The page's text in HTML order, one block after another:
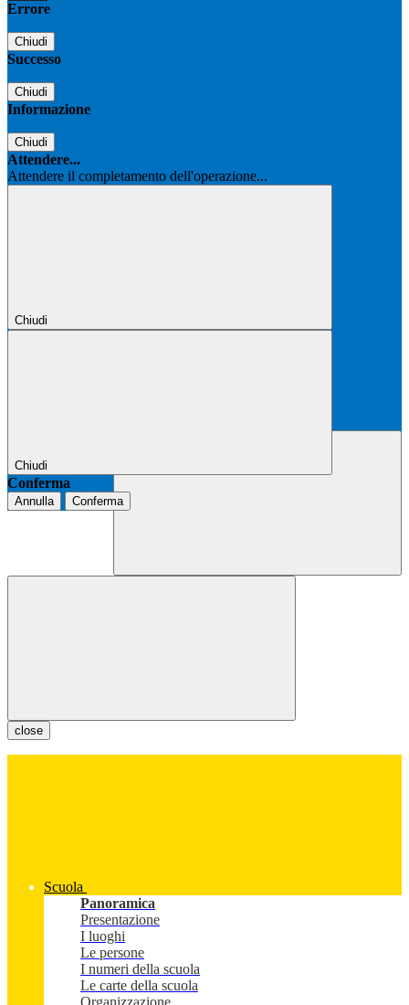
Errore
Chiudi
Successo
Chiudi
Informazione
Chiudi
Attendere...
Attendere il completamento dell'operazione...
Chiudi
Chiudi
Conferma
Annulla Conferma
close
Scuola
Panoramica
Presentazione
I luoghi
Le persone
I numeri della scuola
Le carte della scuola